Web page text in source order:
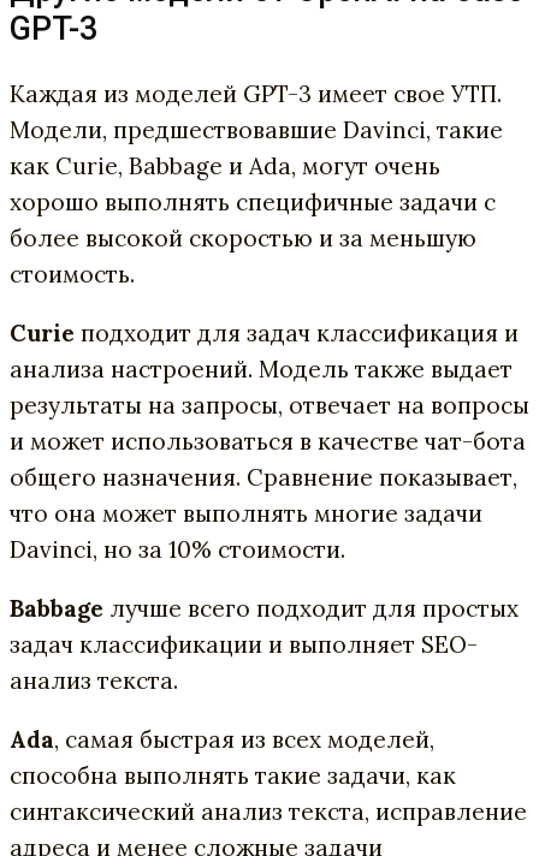
GPT-3
Каждая из моделей GPT-3 имеет свое УТП.
Модели, предшествовавшие Davinci, такие
как Curie, Babbage и Ada, могут очень
хорошо выполнять специфичные задачи с
более высокой скоростью и за меньшую
стоимость.
Curie подходит для задач классификация и
анализа настроений. Модель также выдает
результаты на запросы, отвечает на вопросы
и может использоваться в качестве чат-бота
общего назначения. Сравнение показывает,
что она может выполнять многие задачи
Davinci, но за 10% стоимости.
Babbage лучше всего подходит для простых
задач классификации и выполняет SEO-
анализ текста.
Ada, самая быстрая из всех моделей,
способна выполнять такие задачи, как
синтаксический анализ текста, исправление
адреса и менее сложные задачи